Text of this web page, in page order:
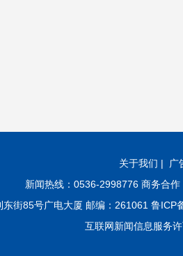
关于我们 | 广
新闻热线：0536-2998776 商务合
东街85号广电大厦 邮编：261061 鲁
互联网新闻信息服务